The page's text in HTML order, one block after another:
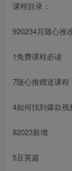
课程目录：
920234月随心推
1免费课程必读
7随心推赠送课程
4如何找到爆款视
82023新增
5豆英篇